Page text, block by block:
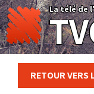
Skip
to
content
La télé de
RETOUR VERS